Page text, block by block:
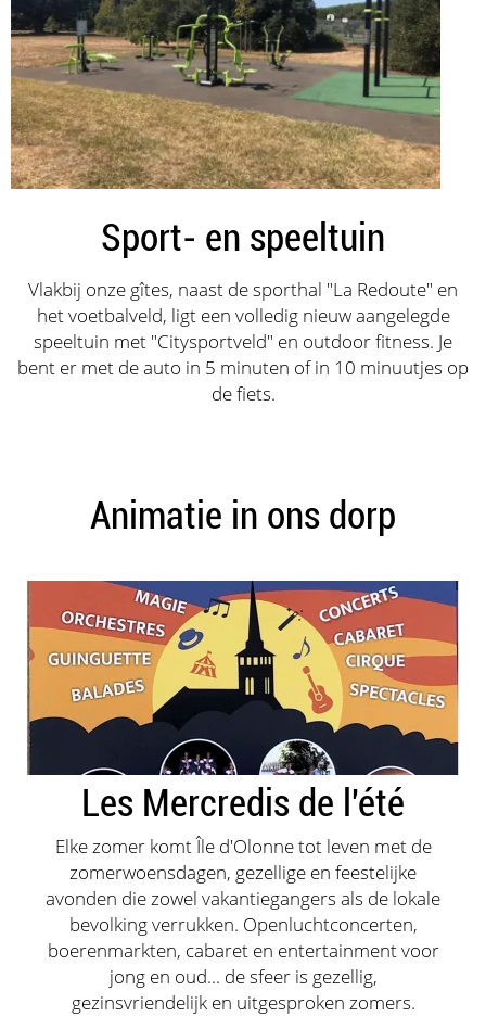
Sport- en speeltuin
Vlakbij onze gîtes, naast de sporthal "La Redoute" en
het voetbalveld, ligt een volledig nieuw aangelegde
speeltuin met "Citysportveld" en outdoor fitness. Je
bent er met de auto in 5 minuten of in 10 minuutjes op
de fiets.
Animatie in ons dorp
Les Mercredis de l'été
Elke zomer komt Île d'Olonne tot leven met de
zomerwoensdagen, gezellige en feestelijke
avonden die zowel vakantiegangers als de lokale
bevolking verrukken. Openluchtconcerten,
boerenmarkten, cabaret en entertainment voor
jong en oud... de sfeer is gezellig,
gezinsvriendelijk en uitgesproken zomers.